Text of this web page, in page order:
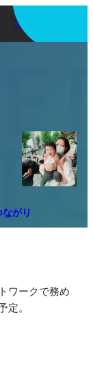
アプリを使う
がり
ワークで務め
定。